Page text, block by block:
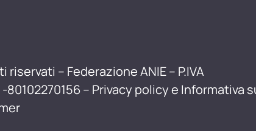
– Federazione ANIE – P.IVA
80102270156 – Privacy policy e Informativa